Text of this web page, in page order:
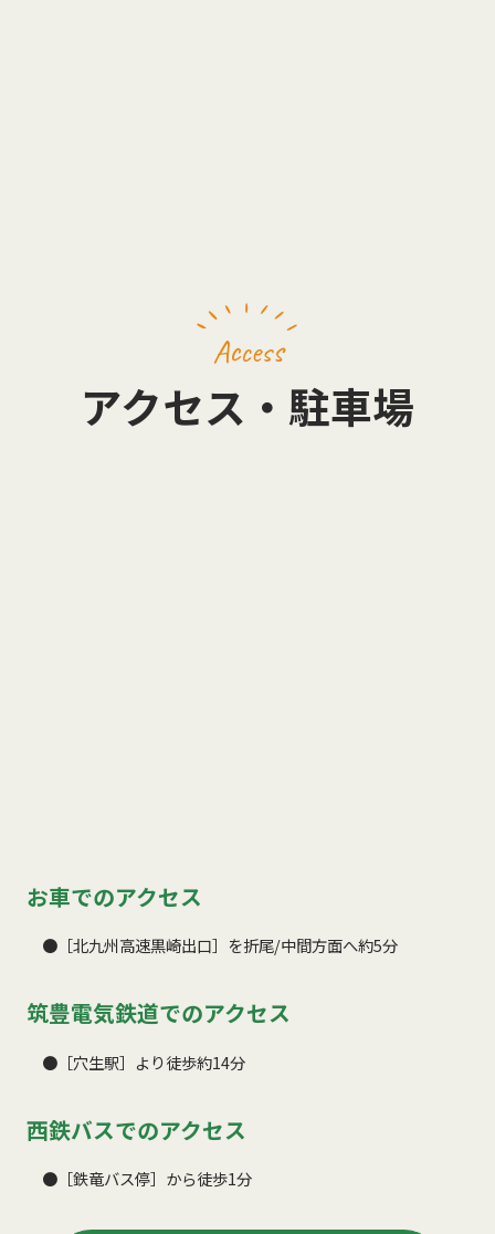
Access
アクセス・駐車場
お車でのアクセス
●［北九州高速黒崎出口］を折尾/中間方面へ約5分
筑豊電気鉄道でのアクセス
●［穴生駅］より徒歩約14分
西鉄バスでのアクセス
●［鉄竜バス停］から徒歩1分